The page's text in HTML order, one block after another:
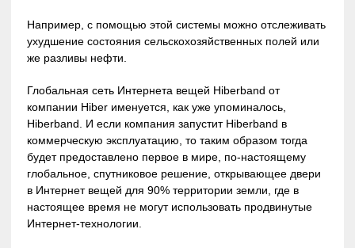
Например, с помощью этой системы можно отслеживать
ухудшение состояния сельскохозяйственных полей или
же разливы нефти.
Глобальная сеть Интернета вещей Hiberband от
компании Hiber именуется, как уже упоминалось,
Hiberband. И если компания запустит Hiberband в
коммерческую эксплуатацию, то таким образом тогда
будет предоставлено первое в мире, по-настоящему
глобальное, спутниковое решение, открывающее двери
в Интернет вещей для 90% территории земли, где в
настоящее время не могут использовать продвинутые
Интернет-технологии.